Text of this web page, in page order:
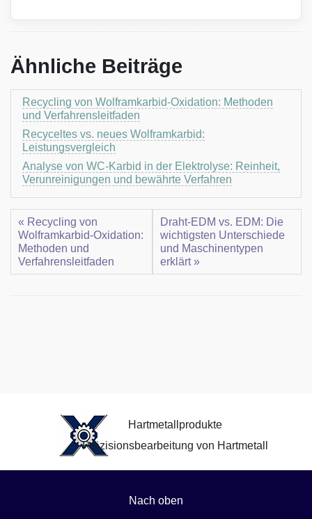
Ähnliche Beiträge
Recycling von Wolframkarbid-Oxidation: Methoden
und Verfahrensleitfaden
Recyceltes vs. neues Wolframkarbid:
Leistungsvergleich
Analyse von WC-Karbid in der Elektrolyse: Reinheit,
Verunreinigungen und bewährte Verfahren
« Recycling von
Wolframkarbid-Oxidation:
Methoden und
Verfahrensleitfaden
Draht-EDM vs. EDM: Die
wichtigsten Unterschiede
und Maschinentypen
erklärt »
Hartmetallprodukte
Präzisionsbearbeitung von Hartmetall
Nach oben